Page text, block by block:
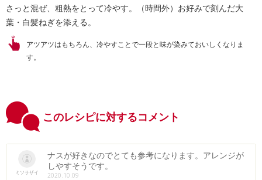
さっと混ぜ、粗熱をとって冷やす。（時間外）お好みで刻んだ大
葉・白髪ねぎを添える。
アツアツはもちろん、冷やすことで一段と味が染みておいしくなりま
す。
このレシピに対するコメント
ミソサザイ
ナスが好きなのでとても参考になります。アレンジが
しやすそうです。
2020.10.09